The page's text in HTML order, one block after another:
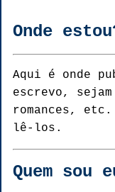
Onde
Aqui é onde
escrevo,
romances,
lê-los.
Quem sou